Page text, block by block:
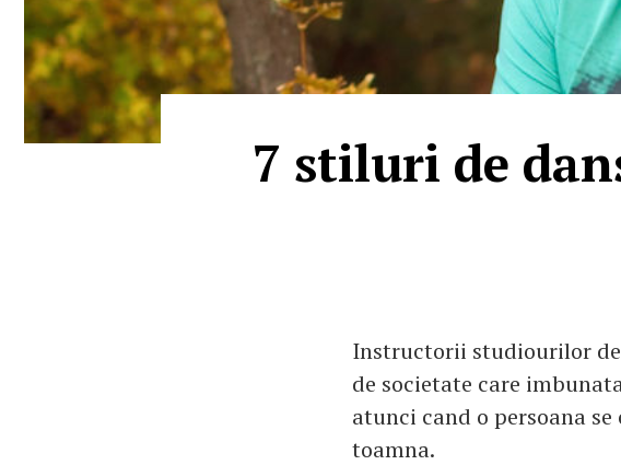
7 stiluri de
Instructorii studiourilor
de societate care
atunci cand o persoana
toamna.